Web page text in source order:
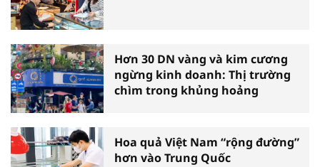
Hơn 30 DN vàng và kim cương
ngừng kinh doanh: Thị trường
chìm trong khủng hoảng
Hoa quả Việt Nam “rộng đường”
hơn vào Trung Quốc